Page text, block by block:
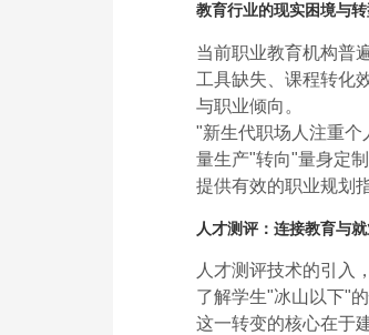
教育行业的现实困境与
当前职业教育机构普
工具缺失、课程转化
与职业倾向。
"新生代职场人注重
量生产"转向"量身定
提供有效的职业规划
人才测评：连接教育与
人才测评技术的引入
了解学生"冰山以下"
这一转变的核心在于